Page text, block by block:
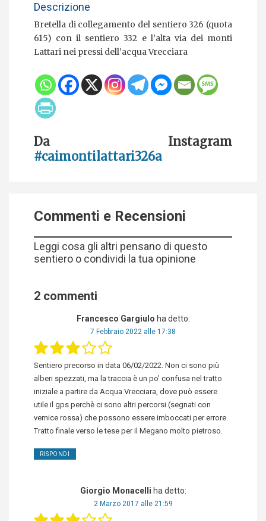
Descrizione
Bretella di collegamento del sentiero 326 (quota
615) con il sentiero 332 e l’alta via dei monti
Lattari nei pressi dell’acqua Vrecciara
Da Instagram
#caimontilattari326a
Commenti e Recensioni
Leggi cosa gli altri pensano di questo
sentiero o condividi la tua opinione
2 commenti
Francesco Gargiulo ha detto:
7 Febbraio 2022 alle 17:38
Sentiero precorso in data 06/02/2022. Non ci sono più
alberi spezzati, ma la traccia è un po’ confusa nel tratto
iniziale a partire da Acqua Vrecciara, dove può essere
utile il gps perchè ci sono altri percorsi (segnati con
vernice rossa) che possono essere imboccati per errore.
Tratto finale verso le tese per il Megano molto pietroso.
RISPONDI
Giorgio Monacelli ha detto:
2 Marzo 2017 alle 21:59